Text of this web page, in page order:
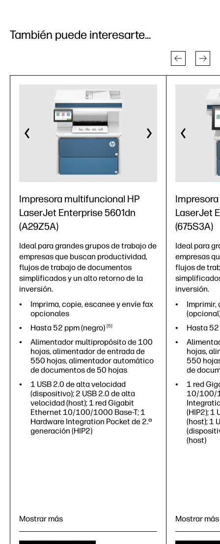
También puede interesarte...
Impresora multifuncional HP
LaserJet Enterprise 5601dn
(A29Z5A)
Ideal para grandes grupos de trabajo de
empresas que buscan productividad,
flujos de trabajo de documentos
simplificados y un alto retorno de la
inversión.
Imprima, copie, escanee y envíe fax
opcionales
Hasta 52 ppm(negro) 5
Alimentador multipropósito de 100
hojas, alimentador de entrada de
550 hojas, alimentador automático
de documentos de 50 hojas
1 USB 2.0 de alta velocidad
(dispositivo); 2 USB 2.0 de alta
velocidad (host); 1 red Gigabit
Ethernet 10/100/1000 Base-T; 1
Hardware Integration Pocket de 2.ª
generación (HIP2)
Mostrar más
LaserJet
(675S3A)
Ideal para
empresas
flujos de
inversión.
Imprimir,
Hasta
hojas,
550
de
1 red
10/100/
(HIP2); 1
(host); 1
(host)
Mostrar más